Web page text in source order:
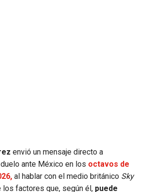
envió un mensaje directo a
ante México en los octavos de
al hablar con el medio británico Sky
factores que, según él, puede